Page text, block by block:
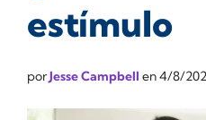
estímulo
porJesse Campbell en4/8/